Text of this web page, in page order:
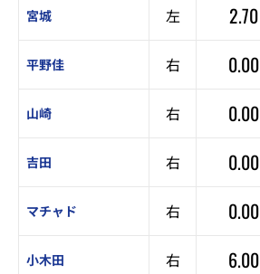
宮城 左 2.70
平野佳 右 0.00
山崎 右 0.00
吉田 右 0.00
マチャド 右 0.00
小木田 右 6.00